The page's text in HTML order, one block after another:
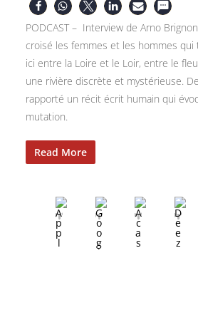
PODCAST – Interview de Arno
croisé les femmes et les hommes qui
ici entre la Loire et le Loir, entre le
une rivière discrète et mystérieuse.
rapporté un récit écrit humain qui
mutation.
Read More